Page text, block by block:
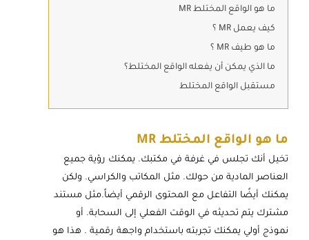
ما هو الواقع المختلط MR
كيف يعمل MR ؟
ما هو طيف MR ؟
ما الذي يمكن أن يفعله الواقع المختلط؟
مستقبل الواقع المختلط
ما هو الواقع المختلط MR
تخيل أنك تجلس في غرفة في مكتبك. يمكنك رؤية جميع
العناصر المادية من حولك. مثل المكاتب والكراسي. ولكن
يمكنك أيضًا التفاعل مع المحتوى الرقمي أيضاً.مثل مستند
مشترك يتم تحديثه في الوقت الفعلي إلى السحابة. أو
نموذج أولي يمكنك تجربته باستخدام واجهة رقمية . هذا هو